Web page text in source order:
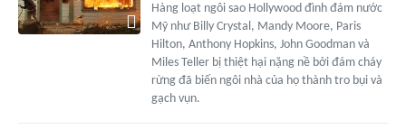
Hàng loạt ngôi sao Hollywood đình đám nước
Mỹ như Billy Crystal, Mandy Moore, Paris
Hilton, Anthony Hopkins, John Goodman và
Miles Teller bị thiệt hại nặng nề bởi đám cháy
rừng đã biến ngôi nhà của họ thành tro bụi và
gạch vụn.